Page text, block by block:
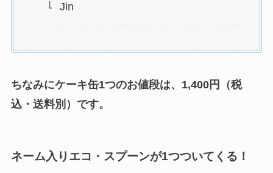
Jin
ちなみにケーキ缶1つのお値段は、1,400円（税
込・送料別）です。
ネーム入りエコ・スプーンが1つついてくる！